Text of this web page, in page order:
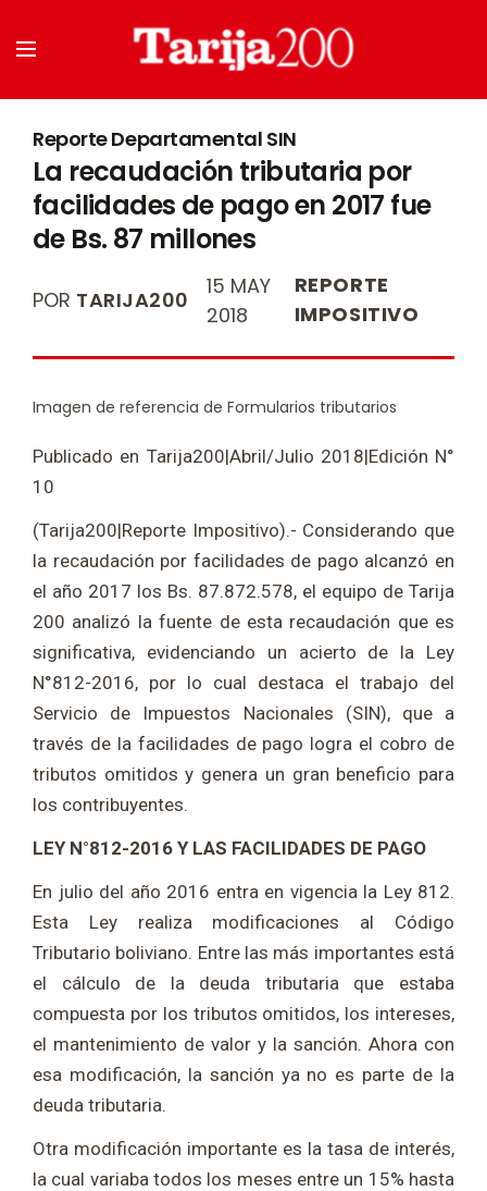
Reporte Departamental SIN
La recaudación tributaria por
facilidades de pago en 2017 fue
de Bs. 87 millones
POR TARIJA200
15 MAY
2018
REPORTE
IMPOSITIVO
Imagen de referencia de Formularios tributarios
Publicado en Tarija200|Abril/Julio 2018|Edición N°
10
(Tarija200|Reporte Impositivo).- Considerando que
la recaudación por facilidades de pago alcanzó en
el año 2017 los Bs. 87.872.578, el equipo de Tarija
200 analizó la fuente de esta recaudación que es
significativa, evidenciando un acierto de la Ley
N°812-2016, por lo cual destaca el trabajo del
Servicio de Impuestos Nacionales (SIN), que a
través de la facilidades de pago logra el cobro de
tributos omitidos y genera un gran beneficio para
los contribuyentes.
LEY N°812-2016 Y LAS FACILIDADES DE PAGO
En julio del año 2016 entra en vigencia la Ley 812.
Esta Ley realiza modificaciones al Código
Tributario boliviano. Entre las más importantes está
el cálculo de la deuda tributaria que estaba
compuesta por los tributos omitidos, los intereses,
el mantenimiento de valor y la sanción. Ahora con
esa modificación, la sanción ya no es parte de la
deuda tributaria.
Otra modificación importante es la tasa de interés,
la cual variaba todos los meses entre un 15% hasta